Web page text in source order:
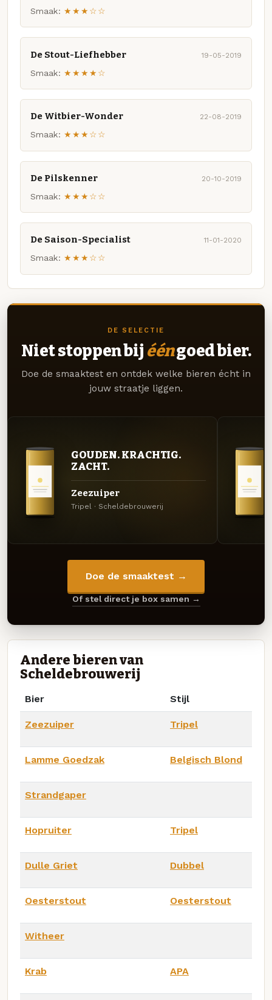
Smaak: ★★★☆☆
De Stout-Liefhebber 19-05-2019
Smaak: ★★★★☆
De Witbier-Wonder 22-08-2019
Smaak: ★★★☆☆
De Pilskenner 20-10-2019
Smaak: ★★★☆☆
De Saison-Specialist 11-01-2020
Smaak: ★★★☆☆
DE SELECTIE
Niet stoppen bij ééngoed bier.
Doe de smaaktest en ontdek welke bieren écht in
jouw straatje liggen.
GOUDEN. KRACHTIG.
ZACHT.
Zeezuiper
Tripel · Scheldebrouwerij
Doe de smaaktest →
Of stel direct je box samen →
Andere bieren van
Scheldebrouwerij
Bier Stijl
Zeezuiper Tripel
Lamme Goedzak Belgisch Blond
Strandgaper
Hopruiter Tripel
Dulle Griet Dubbel
Oesterstout Oesterstout
Witheer
Krab APA